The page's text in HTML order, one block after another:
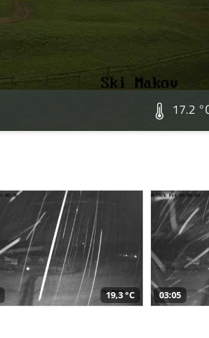
17.2
19,3 °C 03:05